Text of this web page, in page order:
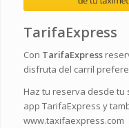
TarifaExpress
Con TarifaExpress
disfruta del carril
Haz tu reserva desde
app TarifaExpress y
www.taxifaexpress.com